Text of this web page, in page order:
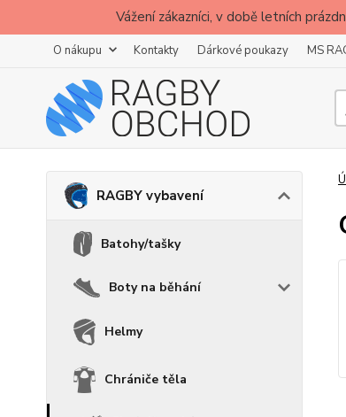
Vážení zákazníci, v době letních
O nákupu Kontakty Dárkové poukazy MS
RAGBY vybavení
Batohy/tašky
Boty na běhání
Helmy
Chrániče těla